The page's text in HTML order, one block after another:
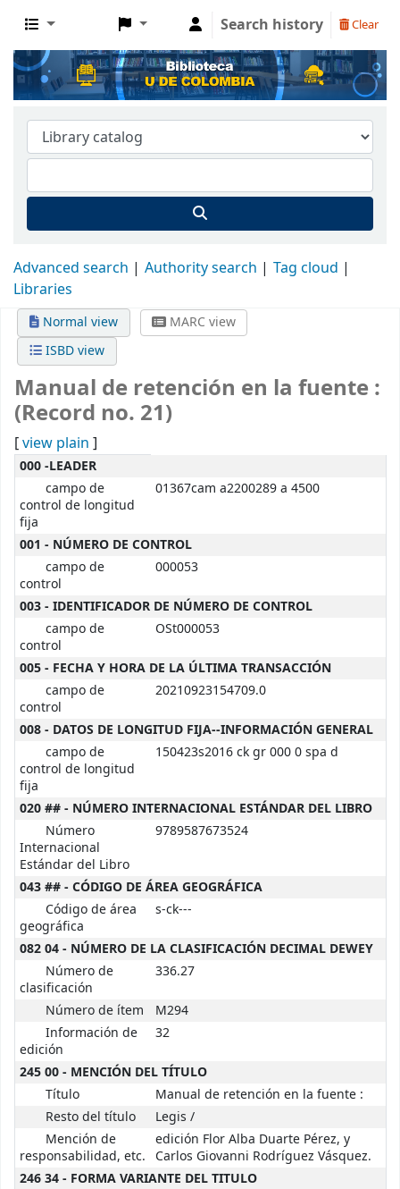
Search history Clear
Advanced search Authority search
Tag cloud
Libraries
Normal view
MARC view
ISBD view
Manual de retención en la fuente :
(Record no. 21)
[view plain ]
MARC details
000 -LEADER
campo de
control de longitud
fija
01367cam a2200289 a 4500
001 - NÚMERO DE CONTROL
campo de
control
000053
003 - IDENTIFICADOR DE NÚMERO DE CONTROL
campo de
control
OSt000053
005 - FECHA Y HORA DE LA ÚLTIMA TRANSACCIÓN
campo de
control
20210923154709.0
008 - DATOS DE LONGITUD FIJA--INFORMACIÓN GENERAL
campo de
control de longitud
fija
150423s2016 ck gr 000 0 spa d
020 ## - NÚMERO INTERNACIONAL ESTÁNDAR DEL LIBRO
Número
Internacional
Estándar del Libro
9789587673524
043 ## - CÓDIGO DE ÁREA GEOGRÁFICA
Código de área
geográfica
s-ck---
082 04 - NÚMERO DE LA CLASIFICACIÓN DECIMAL DEWEY
Número de
clasificación
336.27
Número de ítem
M294
Información de
edición
32
245 00 - MENCIÓN DEL TÍTULO
Título
Manual de retención en la fuente :
Resto del título
Legis /
Mención de
responsabilidad, etc.
edición Flor Alba Duarte Pérez, y
Carlos Giovanni Rodríguez Vásquez.
246 34 - FORMA VARIANTE DEL TITULO